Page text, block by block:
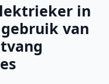
in
van